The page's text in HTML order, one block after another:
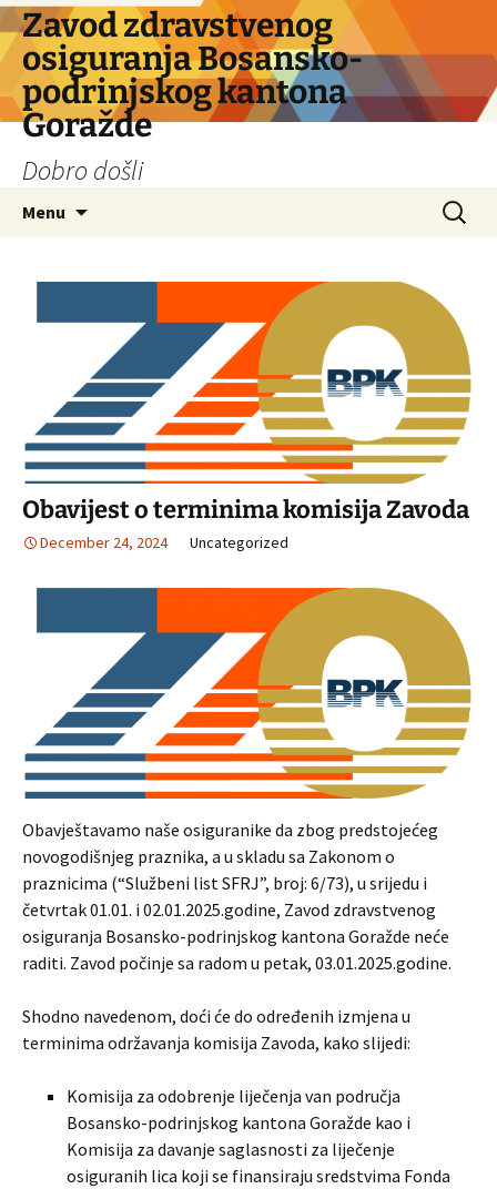
Skip
to
content
Zavod zdravstvenog
osiguranja Bosansko-
podrinjskog kantona
Goražde
Dobro došli
Menu
Search
for:
Obavijest o terminima komisija Zavoda
December 24, 2024 Uncategorized
Obavještavamo naše osiguranike da zbog predstojećeg
novogodišnjeg praznika, a u skladu sa Zakonom o
praznicima (“Službeni list SFRJ”, broj: 6/73), u srijedu i
četvrtak 01.01. i 02.01.2025.godine, Zavod zdravstvenog
osiguranja Bosansko-podrinjskog kantona Goražde neće
raditi. Zavod počinje sa radom u petak, 03.01.2025.godine.
Shodno navedenom, doći će do određenih izmjena u
terminima održavanja komisija Zavoda, kako slijedi:
Komisija za odobrenje liječenja van područja
Bosansko-podrinjskog kantona Goražde kao i
Komisija za davanje saglasnosti za liječenje
osiguranih lica koji se finansiraju sredstvima Fonda